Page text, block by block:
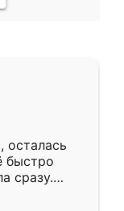
осталась
быстро
сразу.
к